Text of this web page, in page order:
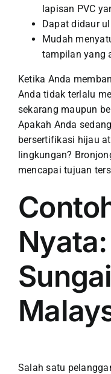
lapisan PVC
Dapat didaur
Mudah
tampilan yang
Ketika Anda
Anda tidak terlalu
sekarang maupun
Apakah Anda
bersertifikasi hijau
lingkungan?
mencapai tujuan
Salah satu